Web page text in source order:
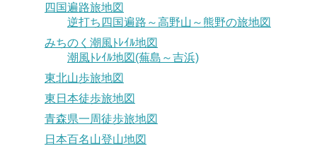
四国遍路旅地図
逆打ち四国遍路～高野山～熊野の旅地図
みちのく潮風ﾄﾚｲﾙ地図
潮風ﾄﾚｲﾙ地図(蕪島～吉浜)
東北山歩旅地図
東日本徒歩旅地図
青森県一周徒歩旅地図
日本百名山登山地図